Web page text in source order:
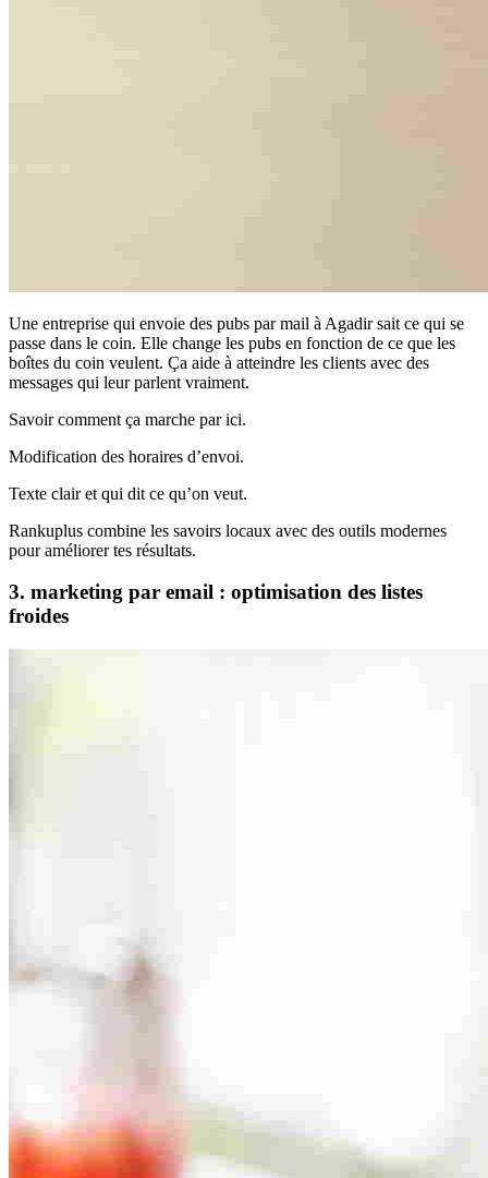
Une entreprise qui envoie des pubs par mail à Agadir sait ce qui se
passe dans le coin. Elle change les pubs en fonction de ce que les
boîtes du coin veulent. Ça aide à atteindre les clients avec des
messages qui leur parlent vraiment.
Savoir comment ça marche par ici.
Modification des horaires d’envoi.
Texte clair et qui dit ce qu’on veut.
Rankuplus combine les savoirs locaux avec des outils modernes
pour améliorer tes résultats.
3. marketing par email : optimisation des listes
froides